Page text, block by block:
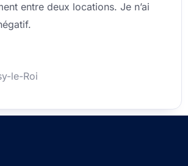
entre deux locations. Je n’ai
le-Roi